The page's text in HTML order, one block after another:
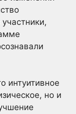
интуитивное
но и